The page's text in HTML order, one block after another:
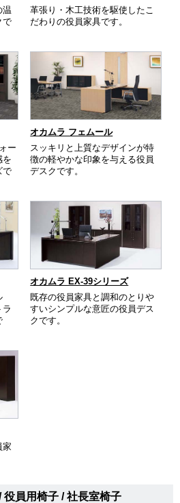
温
で
革張り・木工技術を駆使したこ
だわりの役員家具です。
ー
を
で
オカムラ フェムール
スッキリと上質なデザインが特
徴の軽やかな印象を与える役員
デスクです。
オカムラ EX-39シリーズ
既存の役員家具と調和のとりや
すいシンプルな意匠の役員デス
クです。
家
員用椅子 / 社長室椅子